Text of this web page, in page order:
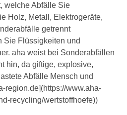
welche Abfälle Sie
Holz, Metall, Elektrogeräte,
getrennt
Sie Flüssigkeiten und
aha weist bei Sonderabfällen
hin, da giftige, explosive,
Abfälle Mensch und
region.de](https://www.aha-
recycling/wertstoffhoefe))